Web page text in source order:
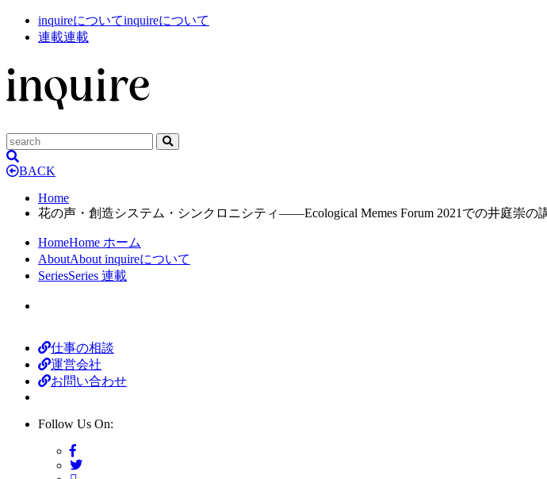
inquireについてinquireについて
連載連載
BACK
Home
花の声・創造システム・シンクロニシティ——Ecological Memes Forum 2021での井庭崇
HomeHome ホーム
AboutAbout inquireについて
SeriesSeries 連載
仕事の相談
運営会社
お問い合わせ
Follow Us On: